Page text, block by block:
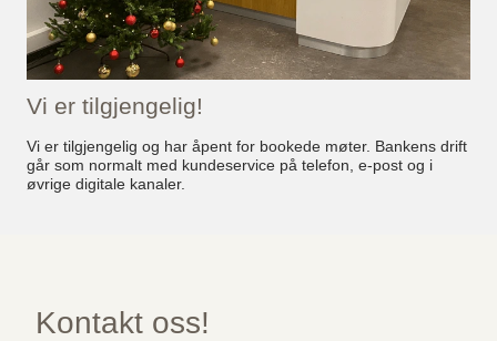
Vi er tilgjengelig!
Vi er tilgjengelig og har åpent for bookede møter. Bankens drift
går som normalt med kundeservice på telefon, e-post og i
øvrige digitale kanaler.
Kontakt oss!